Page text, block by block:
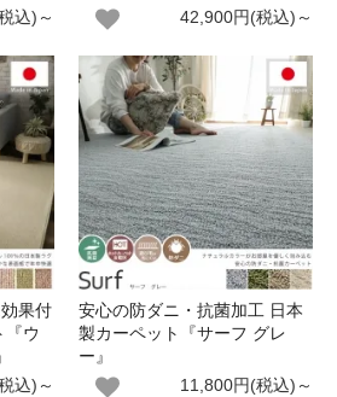
込)～
42,900円(税込)～
果付
『ウ
込)～
安心の防ダニ・抗菌加工 日本
製カーペット『サーフ グレ
ー』
11,800円(税込)～